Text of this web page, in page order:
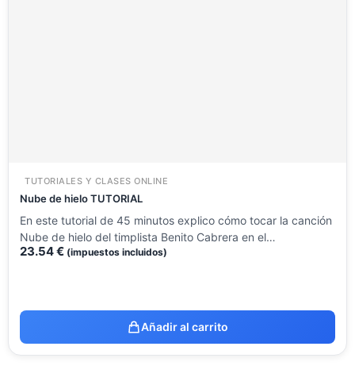
TUTORIALES Y CLASES ONLINE
Nube de hielo TUTORIAL
En este tutorial de 45 minutos explico cómo tocar la canción
Nube de hielo del timplista Benito Cabrera en el…
23.54€ (impuestos incluidos)
Añadir al carrito